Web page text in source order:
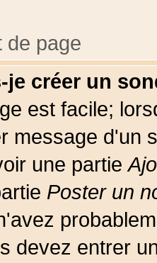
de page
je créer un
est facile;
message d'un
une partie
Poster un
devez entrer